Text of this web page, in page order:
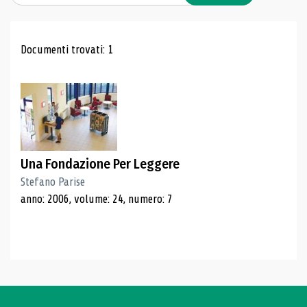
Risultati di ricerca
Documenti trovati: 1
Una Fondazione Per Leggere
Stefano Parise
anno: 2006, volume: 24, numero: 7